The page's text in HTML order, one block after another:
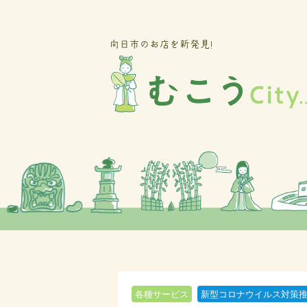
各種サービス 新型コロナウイルス対策